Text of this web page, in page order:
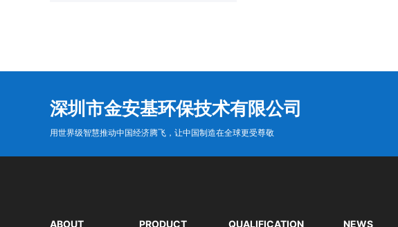
深圳市金安基环保技术有限公司
用世界级智慧推动中国经济腾飞，让中国制造在全球更受尊敬
ABOUT PRODUCT QUALIFICATION NEWS